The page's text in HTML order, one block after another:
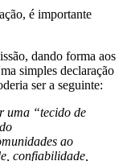
é importante
dando forma aos
simples declaração
ser a seguinte:
uma “tecido de
ao
confiabilidade,